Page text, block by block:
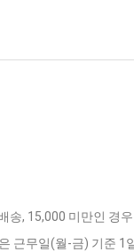
송, 15,000 미만인 경
근무일(월-금) 기준